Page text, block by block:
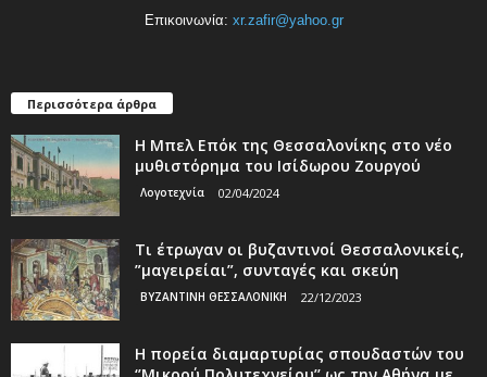
Επικοινωνία: xr.zafir@yahoo.gr
Περισσότερα άρθρα
Η Μπελ Επόκ της Θεσσαλονίκης στο νέο
μυθιστόρημα του Ισίδωρου Ζουργού
Λογοτεχνία 02/04/2024
Τι έτρωγαν οι βυζαντινοί Θεσσαλονικείς,
”μαγειρείαι”, συνταγές και σκεύη
ΒΥΖΑΝΤΙΝΗ ΘΕΣΣΑΛΟΝΙΚΗ 22/12/2023
Η πορεία διαμαρτυρίας σπουδαστών του